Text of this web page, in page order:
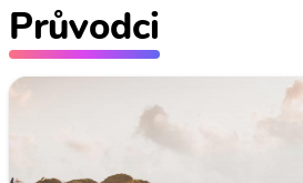
Průvodci